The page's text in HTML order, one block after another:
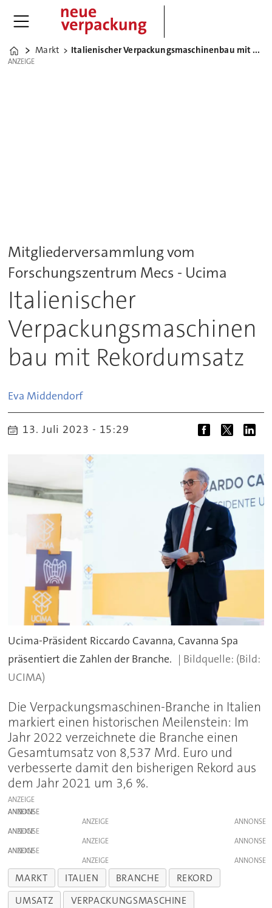
Home
Markt Italienischer Verpackungsmaschinenbau mit Rekordumsatz
ANZEIGE
ANZEIGE
Mitgliederversammlung vom
Forschungszentrum Mecs - Ucima
Italienischer
Verpackungsmaschinen
bau mit Rekordumsatz
Eva Middendorf
13. Juli 2023 - 15:29
Ucima-Präsident Riccardo Cavanna, Cavanna Spa
präsentiert die Zahlen der Branche.
(Bild:
UCIMA)
Die Verpackungsmaschinen-Branche in Italien
markiert einen historischen Meilenstein: Im
Jahr 2022 verzeichnete die Branche einen
Gesamtumsatz von 8,537 Mrd. Euro und
verbesserte damit den bisherigen Rekord aus
dem Jahr 2021 um 3,6 %.
ANZEIGE
ANZEIGE
ANZEIGE
ANZEIGE
ANZEIGE
ANZEIGE
ANZEIGE
MARKT ITALIEN BRANCHE
REKORD
UMSATZ
VERPACKUNGSMASCHINE